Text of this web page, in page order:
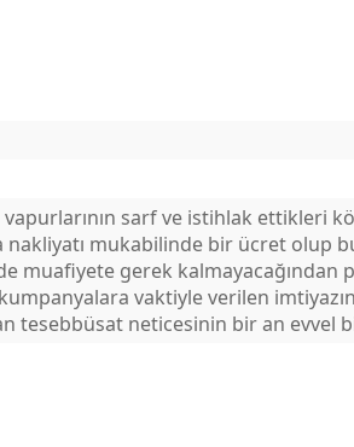
vapurlarının sarf ve istihlak ettikleri
nakliyatı mukabilinde bir ücret olup
muafiyete gerek kalmayacağından
vaktiyle verilen
tesebbüsat neticesinin bir an evvel